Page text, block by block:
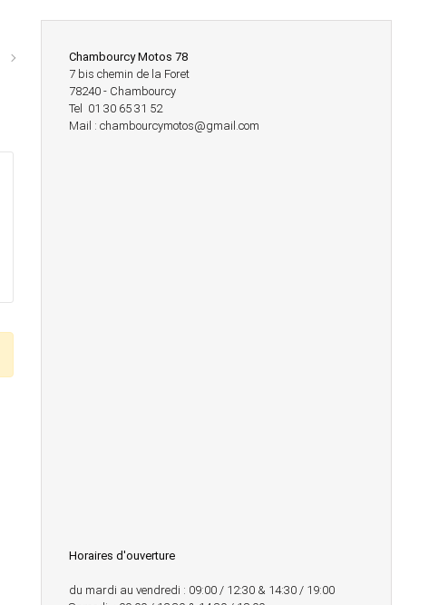
Chambourcy Motos 78
7 bis chemin de la Foret
78240 - Chambourcy
Tel 01 30 65 31 52
Mail : chambourcymotos@gmail.com
Horaires d'ouverture
du mardi au vendredi : 09:00 / 12:30 & 14:30 / 19:00